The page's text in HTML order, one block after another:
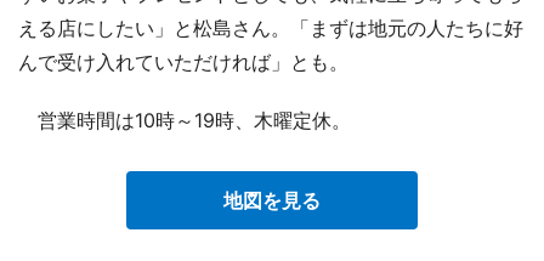
える店にしたい」と松島さん。「まずは地元の人たちに好
んで受け入れていただければ」とも。
営業時間は10時～19時、木曜定休。
地図を見る